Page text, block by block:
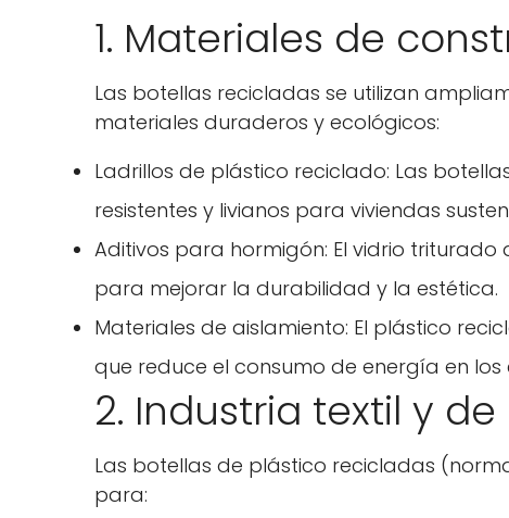
1. Materiales de
Las botellas recicladas se utilizan
materiales duraderos y ecológicos:
Ladrillos de plástico reciclado: Las
resistentes y livianos para viviendas
Aditivos para hormigón: El vidrio
para mejorar la durabilidad y la estética.
Materiales de aislamiento: El plástico
que reduce el consumo de energía en los
2. Industria textil y
Las botellas de plástico recicladas
para: